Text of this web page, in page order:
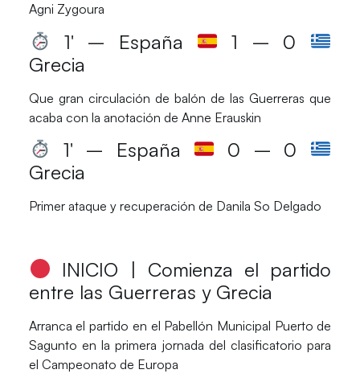
Agni Zygoura
1′ – España
1 – 0
Grecia
Que gran circulación de balón de las Guerreras que
acaba con la anotación de Anne Erauskin
1′ – España 0
– 0
Grecia
Primer ataque y recuperación de Danila So Delgado
INICIO | Comienza el partido
entre las Guerreras y Grecia
Arranca el partido en el Pabellón Municipal Puerto de
Sagunto en la primera jornada del clasificatorio para
el Campeonato de Europa